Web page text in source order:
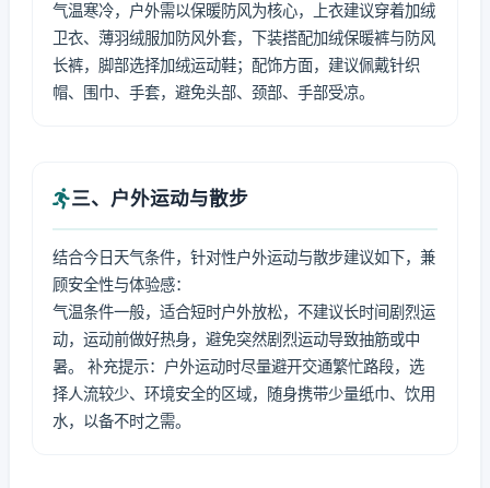
气温寒冷，户外需以保暖防风为核心，上衣建议穿着加绒
卫衣、薄羽绒服加防风外套，下装搭配加绒保暖裤与防风
长裤，脚部选择加绒运动鞋；配饰方面，建议佩戴针织
帽、围巾、手套，避免头部、颈部、手部受凉。
三、户外运动与散步
结合今日天气条件，针对性户外运动与散步建议如下，兼
顾安全性与体验感：
气温条件一般，适合短时户外放松，不建议长时间剧烈运
动，运动前做好热身，避免突然剧烈运动导致抽筋或中
暑。 补充提示：户外运动时尽量避开交通繁忙路段，选
择人流较少、环境安全的区域，随身携带少量纸巾、饮用
水，以备不时之需。